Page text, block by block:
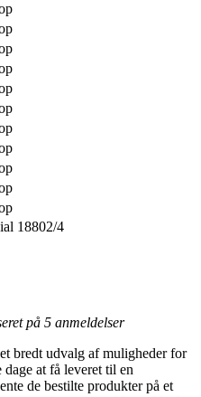
18802/4
på 5 anmeldelser
bredt udvalg af muligheder for
at få leveret til en
de bestilte produkter på et